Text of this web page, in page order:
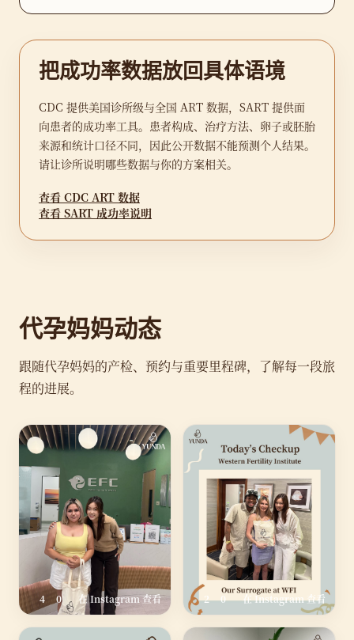
把成功率数据放回具体语境
CDC 提供美国诊所级与全国 ART 数据，SART 提供面
向患者的成功率工具。患者构成、治疗方法、卵子或胚胎
来源和统计口径不同，因此公开数据不能预测个人结果。
请让诊所说明哪些数据与你的方案相关。
查看 CDC ART 数据
查看 SART 成功率说明
代孕妈妈动态
跟随代孕妈妈的产检、预约与重要里程碑，了解每一段旅
程的进展。
4 0 在 Instagram 查看 2 0 在 Instagram 查看